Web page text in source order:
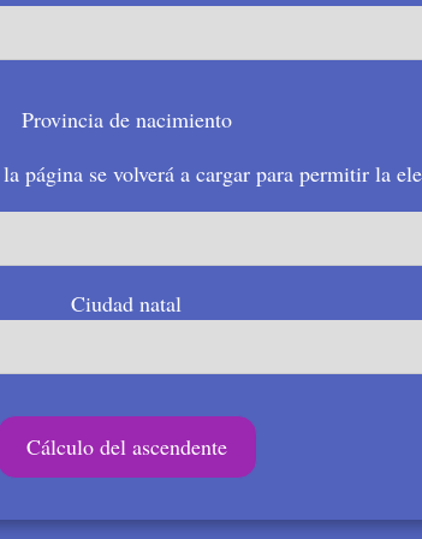
Provincia de nacimiento
página se volverá a cargar para permitir la
Ciudad natal